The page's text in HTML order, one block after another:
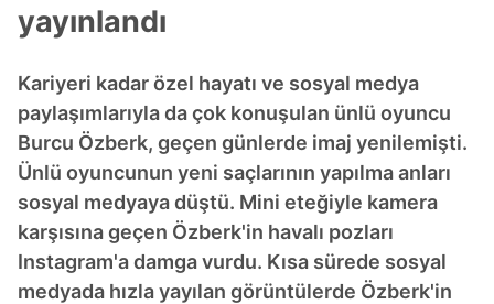
yayınlandı
Kariyeri kadar özel hayatı ve sosyal medya
paylaşımlarıyla da çok konuşulan ünlü oyuncu
Burcu Özberk, geçen günlerde imaj yenilemişti.
Ünlü oyuncunun yeni saçlarının yapılma anları
sosyal medyaya düştü. Mini eteğiyle kamera
karşısına geçen Özberk'in havalı pozları
Instagram'a damga vurdu. Kısa sürede sosyal
medyada hızla yayılan görüntülerde Özberk'in